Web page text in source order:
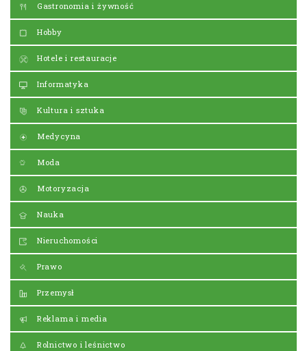
Gastronomia i żywność
Hobby
Hotele i restauracje
Informatyka
Kultura i sztuka
Medycyna
Moda
Motoryzacja
Nauka
Nieruchomości
Prawo
Przemysł
Reklama i media
Rolnictwo i leśnictwo